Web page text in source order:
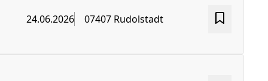
24.06.2026 07407 Rudolstadt